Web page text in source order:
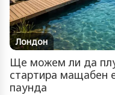
Лондон
Ще можем ли да
стартира мащабен
паунда